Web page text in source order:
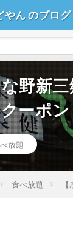
やん のブログ
な野新
ーポ
放題
食べ放題